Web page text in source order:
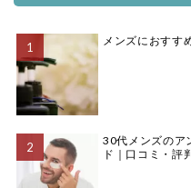
メンズにおすす
30代メンズのア
ド｜口コミ・評